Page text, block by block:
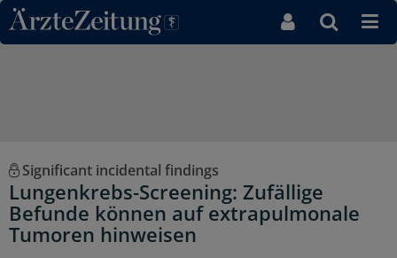
Direkt zum Inhaltsbereich
Significant incidental findings
Lungenkrebs-Screening: Zufällige
Befunde können auf extrapulmonale
Tumoren hinweisen